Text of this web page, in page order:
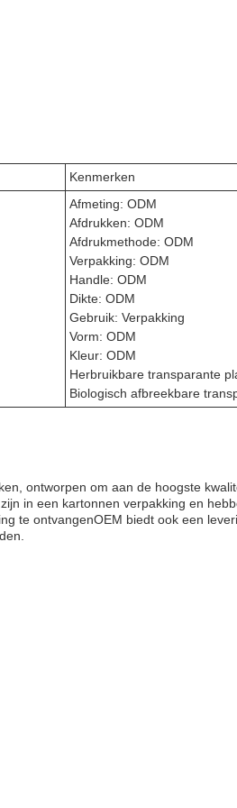
Kenmerken
Afmeting: ODM
Afdrukken: ODM
Afdrukmethode: ODM
Verpakking: ODM
Handle: ODM
Dikte: ODM
Gebruik: Verpakking
Vorm: ODM
Kleur: ODM
Herbruikbare transparante
Biologisch afbreekbare
ontworpen om aan de hoogste
in een kartonnen verpakking en
te ontvangenOEM biedt ook een